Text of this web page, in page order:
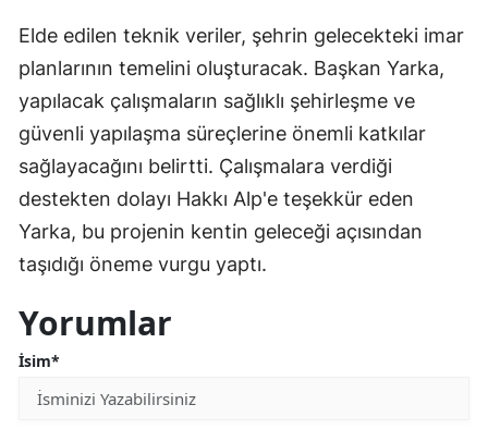
Elde edilen teknik veriler, şehrin gelecekteki imar
planlarının temelini oluşturacak. Başkan Yarka,
yapılacak çalışmaların sağlıklı şehirleşme ve
güvenli yapılaşma süreçlerine önemli katkılar
sağlayacağını belirtti. Çalışmalara verdiği
destekten dolayı Hakkı Alp'e teşekkür eden
Yarka, bu projenin kentin geleceği açısından
taşıdığı öneme vurgu yaptı.
Yorumlar
İsim*